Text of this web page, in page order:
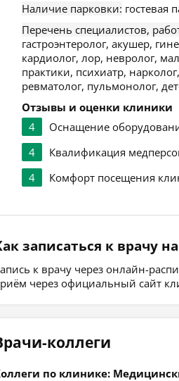
Наличие парковки: гостевая
Перечень специалистов,
гастроэнтеролог, акушер,
кардиолог, лор, невролог,
практики, психиатр,
ревматолог, пульмонолог,
Отзывы и оценки клиники
4
Оснащение
4
Квалификация
4
Комфорт посещения
записаться к врачу
к врачу через онлайн-
через официальный сайт
коллеги
по клинике: